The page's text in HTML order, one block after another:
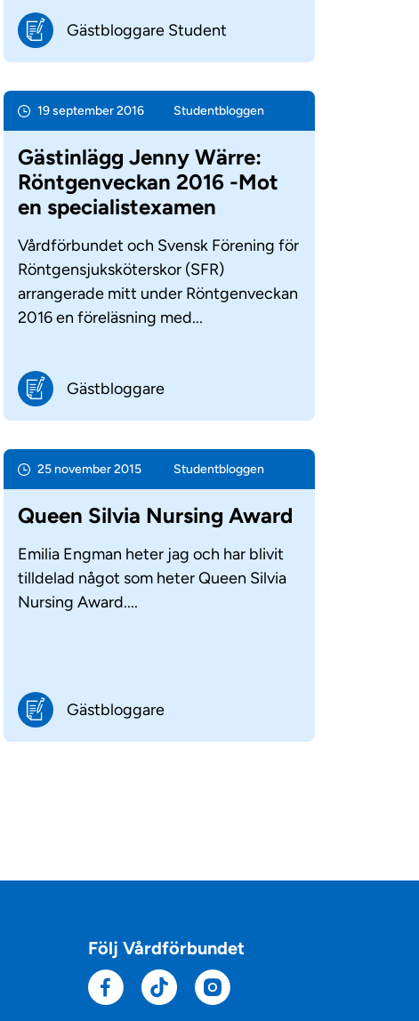
Gästbloggare Student
19 september 2016 Student­bloggen
Gästinlägg Jenny Wärre:
Röntgenveckan 2016 -Mot
en specialistexamen
Vårdförbundet och Svensk Förening för
Röntgensjuksköterskor (SFR)
arrangerade mitt under Röntgenveckan
2016 en föreläsning med...
Gästbloggare
25 november 2015 Student­bloggen
Queen Silvia Nursing Award
Emilia Engman heter jag och har blivit
tilldelad något som heter Queen Silvia
Nursing Award....
Gästbloggare
Följ Vårdförbundet